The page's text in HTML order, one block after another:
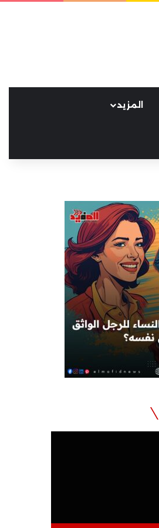
المزيد